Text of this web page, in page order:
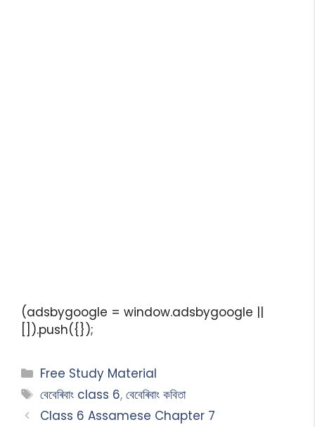
(adsbygoogle = window.adsbygoogle ||
[]).push({});
Free Study Material
বেবেৰিবাং class 6,বেবেৰিবাং কবিতা
Class 6 Assamese Chapter 7